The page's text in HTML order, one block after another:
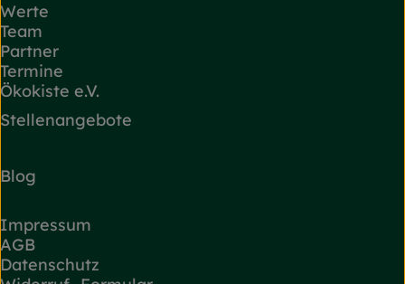
Werte
Team
Partner
Termine
Ökokiste e.V.
Stellenangebote
Blog
Impressum
AGB
Datenschutz